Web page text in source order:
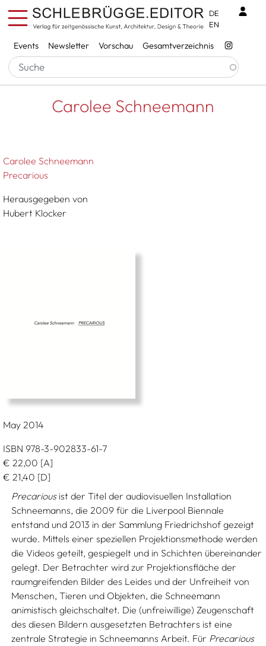
Direkt zum Inhalt
Services
Events Newsletter Vorschau Gesamtverzeichnis
DE
EN
Pfadnavigation
Startseite Carolee Schneemann
Carolee Schneemann
Carolee Schneemann
Precarious
Herausgegeben von
Hubert Klocker
May 2014
ISBN 978-3-902833-61-7
€ 22,00 [A]
€ 21,40 [D]
Precariousist der Titel der audiovisuellen Installation
Schneemanns, die 2009 für die Liverpool Biennale
entstand und 2013 in der Sammlung Friedrichshof gezeigt
wurde. Mittels einer speziellen Projektionsmethode werden
die Videos geteilt, gespiegelt und in Schichten übereinander
gelegt. Der Betrachter wird zur Projektionsfläche der
raumgreifenden Bilder des Leides und der Unfreiheit von
Menschen, Tieren und Objekten, die Schneemann
animistisch gleichschaltet. Die (unfreiwillige) Zeugenschaft
des diesen Bildern ausgesetzten Betrachters ist eine
zentrale Strategie in Schneemanns Arbeit. Für Precarious